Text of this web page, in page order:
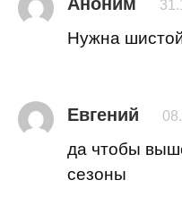
Нужна
Евгений
да чтобы
сезоны